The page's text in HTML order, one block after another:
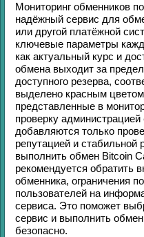
Мониторинг обменников
надёжный сервис для
или другой платёжной
ключевые параметры
как актуальный курс и
обмена выходит за
доступного резерва,
выделено красным
представленные в
проверку
добавляются только
репутацией и стабильной
выполнить обмен Bitcoin
рекомендуется обратить
обменника, ограничения
пользователей на
сервиса. Это поможет
сервис и выполнить
безопасно.